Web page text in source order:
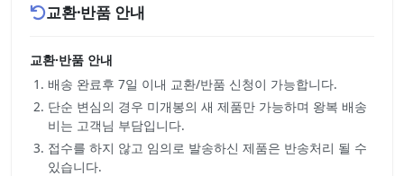
교환·반품 안내
교환·반품 안내
배송 완료후 7일 이내 교환/반품 신청이 가능합니다.
단순 변심의 경우 미개봉의 새 제품만 가능하며 왕복 배송
비는 고객님 부담입니다.
접수를 하지 않고 임의로 발송하신 제품은 반송처리 될 수
있습니다.